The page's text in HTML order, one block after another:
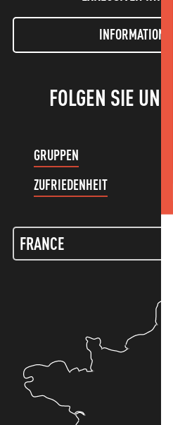
FOLGEN SIE UNS!
GRUPPEN
ZUFRIEDENHEIT